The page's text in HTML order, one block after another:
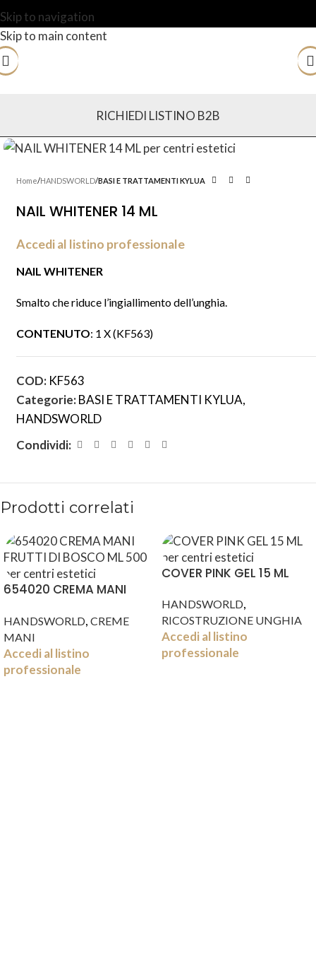
Skip to navigation
Skip to main content
RICHIEDI LISTINO B2B
Home HANDSWORLD BASI E TRATTAMENTI KYLUA
NAIL WHITENER 14 ML
Accedi al listino professionale
NAIL WHITENER
Smalto che riduce l’ingiallimento dell’unghia.
CONTENUTO: 1 X (KF563)
COD: KF563
Categorie:BASI E TRATTAMENTI KYLUA,
HANDSWORLD
Condividi:
Prodotti correlati
654020 CREMA MANI
HANDSWORLD, CREME
MANI
Accedi al listino
professionale
COVER PINK GEL 15 ML
HANDSWORLD,
RICOSTRUZIONE UNGHIA
Accedi al listino
professionale